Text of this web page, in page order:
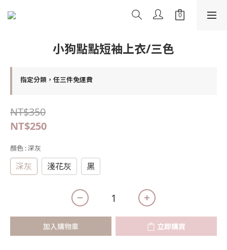
小狗點點短袖上衣/三色
指定分類，任三件免運費
NT$350
NT$250
顏色 : 深灰
深灰 淺花灰 黑
加入購物車 立即購買